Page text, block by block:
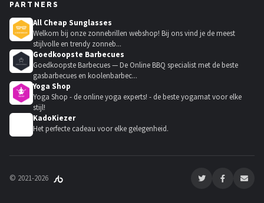
PARTNERS
All Cheap Sunglasses
Welkom bij onze zonnebrillen webshop! Bij ons vind je de meest
stijlvolle en trendy zonneb...
Goedkoopste Barbecues
Goedkoopste Barbecues — De Online BBQ specialist met de beste
gasbarbecues en koolenbarbec...
Yoga Shop
Yoga Shop - de online yoga experts! - de beste yogamat voor elke
stijl!
KadoKiezer
Het perfecte cadeau voor elke gelegenheid.
© 2021-2026